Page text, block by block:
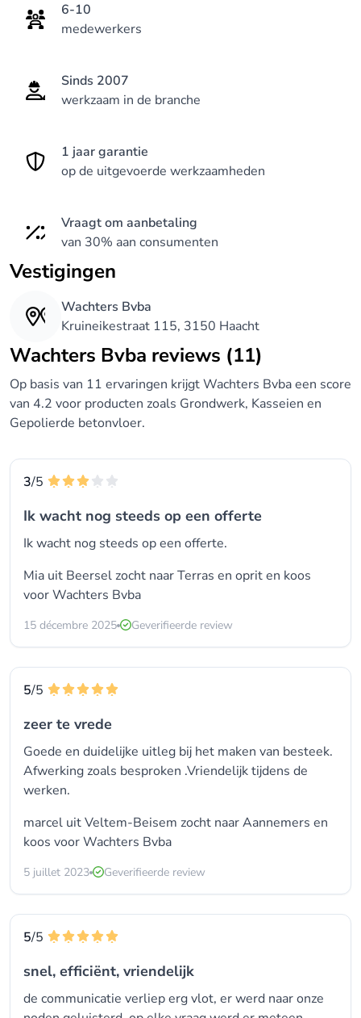
6-10
medewerkers
Sinds 2007
werkzaam in de branche
1 jaar garantie
op de uitgevoerde werkzaamheden
Vraagt om aanbetaling
van 30% aan consumenten
Vestigingen
Wachters Bvba
Kruineikestraat 115, 3150 Haacht
Wachters Bvba reviews (11)
Op basis van 11 ervaringen krijgt Wachters Bvba een score
van 4.2 voor producten zoals Grondwerk, Kasseien en
Gepolierde betonvloer.
3/5
Ik wacht nog steeds op een offerte
Ik wacht nog steeds op een offerte.
Mia uit Beersel zocht naar Terras en oprit en koos
voorWachters Bvba
15 décembre 2025 Geverifieerde review
5/5
zeer te vrede
Goede en duidelijke uitleg bij het maken van besteek.
Afwerking zoals besproken .Vriendelijk tijdens de
werken.
marcel uit Veltem-Beisem zocht naar Aannemers en
koos voorWachters Bvba
5 juillet 2023 Geverifieerde review
5/5
snel, efficiënt, vriendelijk
de communicatie verliep erg vlot, er werd naar onze